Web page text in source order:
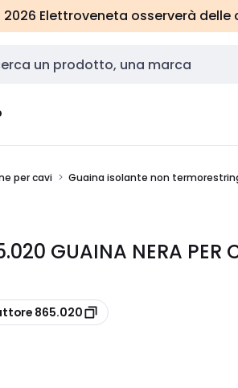
Elettroveneta osserverà delle
input
per cavi Guaina isolante non
GUAINA NERA PER
865.020